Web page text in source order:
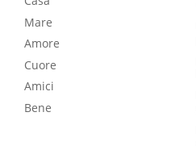
Mare
Amore
Cuore
Amici
Bene